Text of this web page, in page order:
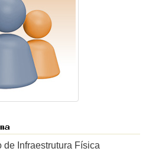
de Infraestrutura Física